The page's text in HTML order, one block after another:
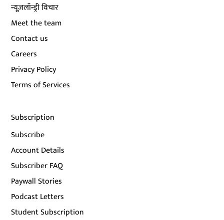
न्यूज़लॉन्ड्री विचार
Meet the team
Contact us
Careers
Privacy Policy
Terms of Services
Subscription
Subscribe
Account Details
Subscriber FAQ
Paywall Stories
Podcast Letters
Student Subscription